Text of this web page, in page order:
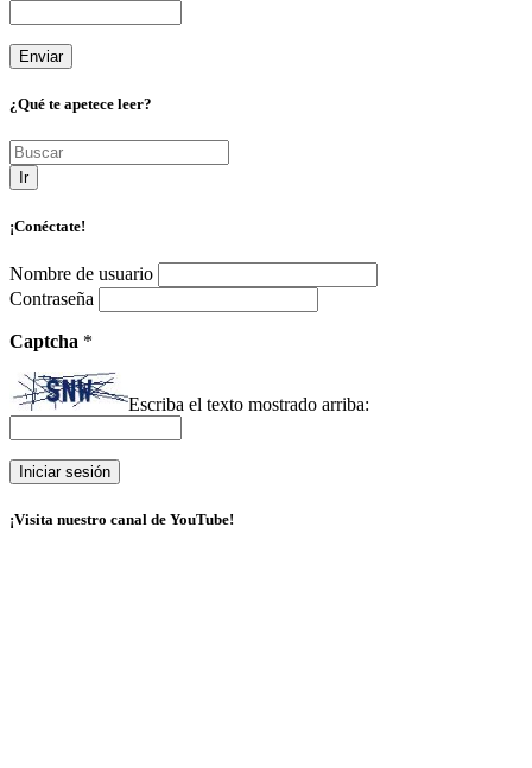
¿Qué te apetece leer?
Ir
¡Conéctate!
Nombre de usuario
Contraseña
Captcha *
Escriba el texto mostrado arriba:
¡Visita nuestro canal de YouTube!